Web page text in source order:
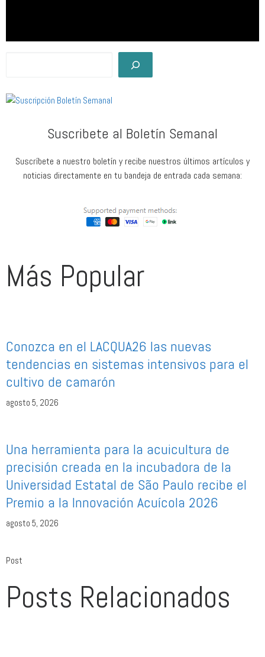
Suscribete al Boletín Semanal
Suscríbete a nuestro boletín y recibe nuestros últimos artículos y
noticias directamente en tu bandeja de entrada cada semana:
Más Popular
Conozca en el LACQUA26 las nuevas
tendencias en sistemas intensivos para el
cultivo de camarón
agosto 5, 2026
Una herramienta para la acuicultura de
precisión creada en la incubadora de la
Universidad Estatal de São Paulo recibe el
Premio a la Innovación Acuícola 2026
agosto 5, 2026
Post
Posts Relacionados